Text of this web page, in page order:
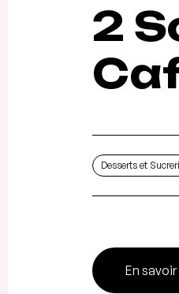
2
Desserts et
En savoir